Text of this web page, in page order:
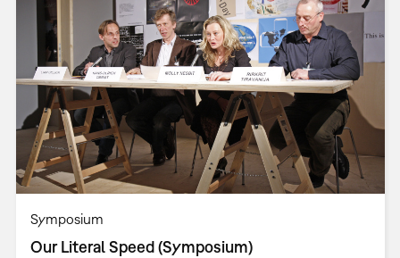
Symposium
Our Literal Speed (Symposium)